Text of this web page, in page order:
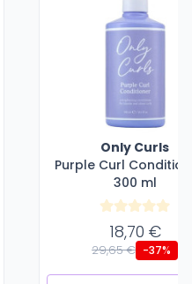
Only Curls
Purple Curl
300 ml
18,70 €
29,65 € -37%